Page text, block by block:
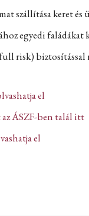
szállítása keret
egyedi
risk) biztosítással
el
ÁSZF-ben talál itt
el